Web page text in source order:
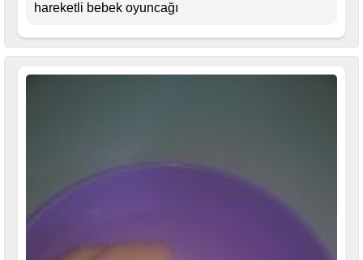
hareketli bebek oyuncağı